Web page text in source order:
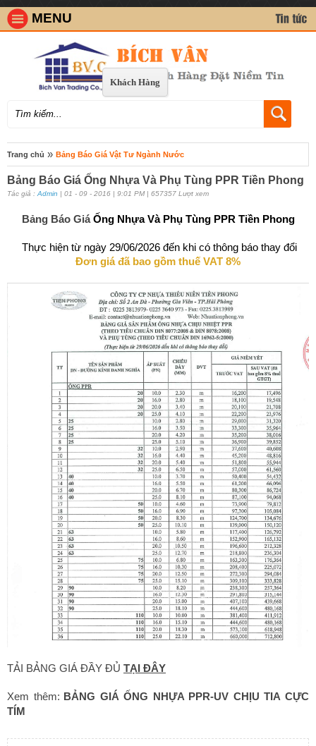
MENU
Khách Hàng
Trang chủ » Bảng Báo Giá Vật Tư Ngành Nước
Bảng Báo Giá Ống Nhựa Và Phụ Tùng PPR Tiền Phong
Tác giả :Admin | 01 - 09 - 2016 | 9:01 PM | 657357 Lượt xem
Bảng Báo GiáỐng Nhựa Và Phụ Tùng PPR Tiền Phong
Thực hiện từ ngày 29/06/2026 đến khi có thông báo thay đổi
Đơn giá đã bao gồm thuế VAT 8%
TẢI BẢNG GIÁ ĐẦY ĐỦ TẠI ĐÂY
Xem thêm: BẢNG GIÁ ỐNG NHỰA PPR-UV CHỊU TIA CỰC
TÍM